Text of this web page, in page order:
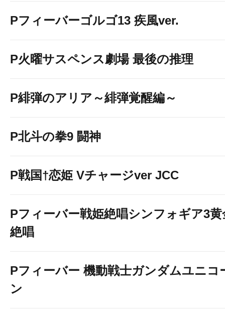
Pフィーバーゴルゴ13 疾風ver.
P火曜サスペンス劇場 最後の推理
P緋弾のアリア～緋弾覚醒編～
P北斗の拳9 闘神
P戦国†恋姫 Vチャージver JCC
Pフィーバー戦姫絶唱シンフォギア3黄
絶唱
Pフィーバー 機動戦士ガンダムユニコ
ン